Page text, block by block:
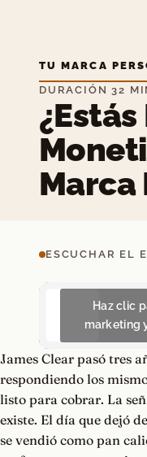
TU MARCA
DURACIÓN 32
Marca
ESCUCHAR EL
Haz clic
marketing
James Clear pasó tres
respondiendo los
listo para cobrar. La
existe. El día que dejó
se vendió como pan